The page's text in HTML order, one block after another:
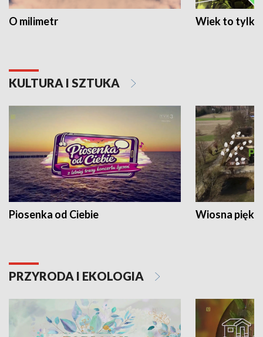
O milimetr Wiek to tylko
KULTURA I SZTUKA
Piosenka od Ciebie Wiosna
PRZYRODA I EKOLOGIA